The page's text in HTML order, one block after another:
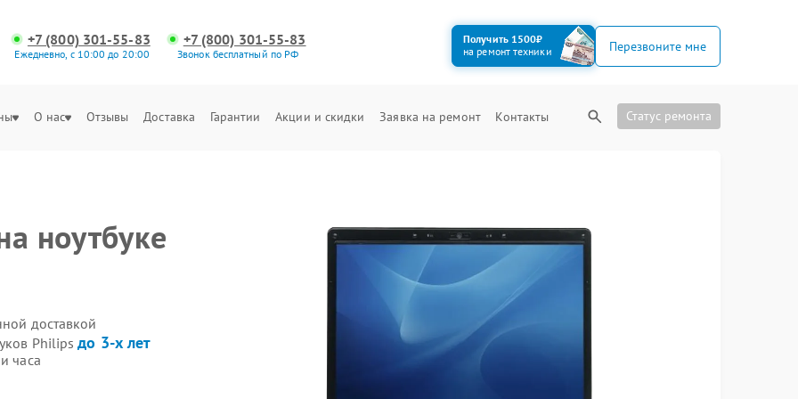
+7 (800) 301-55-83
Ежедневно, с 10:00 до 20:00
+7 (800) 301-55-83
Звонок бесплатный по РФ
Получить 1500₽
на ремонт техники
Перезвоните мне
О нас Отзывы Доставка Гарантии Акции и скидки Заявка на ремонт Контакты Статус ремонта
ноутбуке
доставкой
Philipsдо 3-х лет
часа